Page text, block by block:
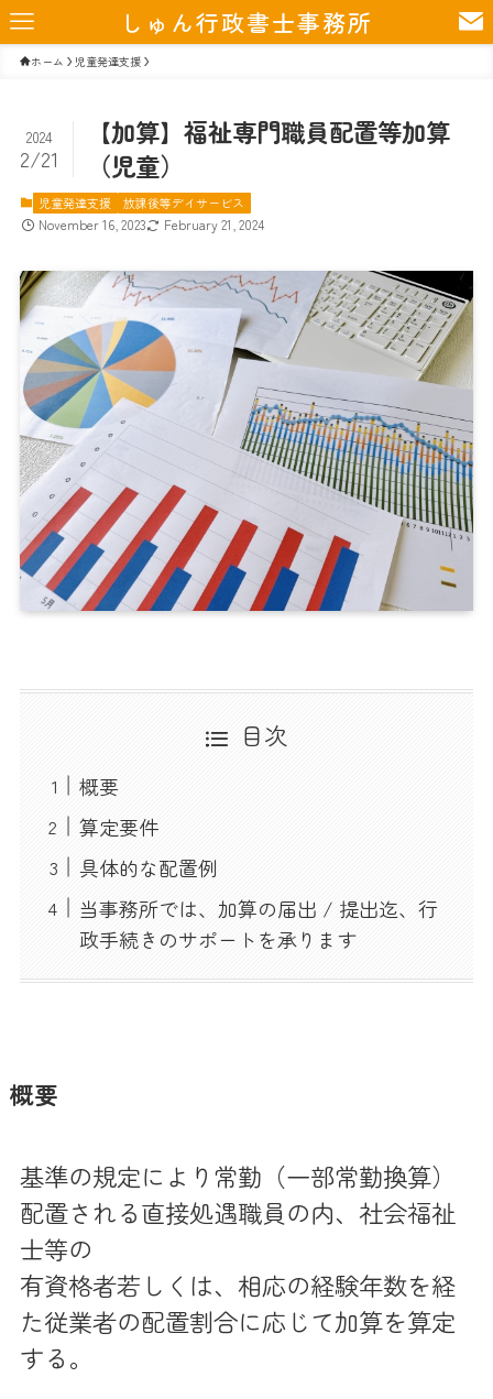
しゅん行政書士事務所
ホーム 児童発達支援
【加算】福祉専門職員配置等加算
（児童）
2024
2/21
児童発達支援 放課後等デイサービス
November 16, 2023 February 21, 2024
目次
概要
算定要件
具体的な配置例
当事務所では、加算の届出 / 提出迄、行
政手続きのサポートを承ります
概要
基準の規定により常勤（一部常勤換算）
配置される直接処遇職員の内、社会福祉
士等の
有資格者若しくは、相応の経験年数を経
た従業者の配置割合に応じて加算を算定
する。